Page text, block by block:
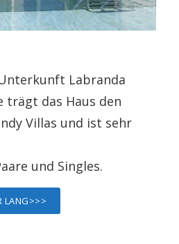
Labranda
trägt das Haus den
Villas und ist sehr
und Singles.
LANG>>>